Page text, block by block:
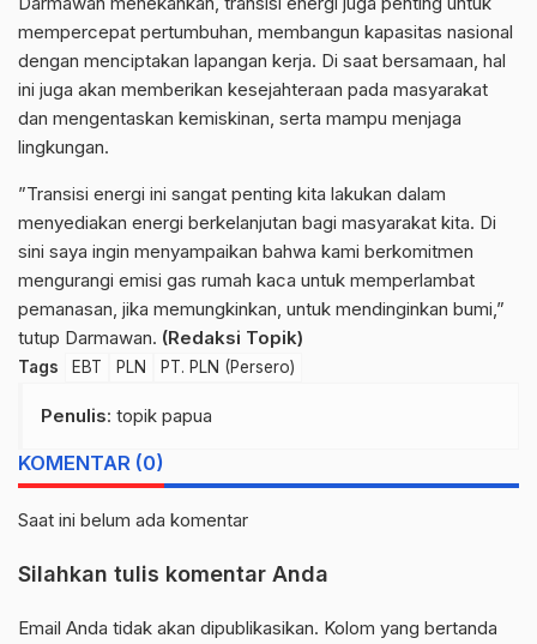
mempercepat pertumbuhan, membangun kapasitas nasional
dengan menciptakan lapangan kerja. Di saat bersamaan, hal
ini juga akan memberikan kesejahteraan pada masyarakat
dan mengentaskan kemiskinan, serta mampu menjaga
lingkungan.
”Transisi energi ini sangat penting kita lakukan dalam
menyediakan energi berkelanjutan bagi masyarakat kita. Di
sini saya ingin menyampaikan bahwa kami berkomitmen
mengurangi emisi gas rumah kaca untuk memperlambat
pemanasan, jika memungkinkan, untuk mendinginkan bumi,”
tutup Darmawan. (Redaksi Topik)
Tags EBT PLN PT. PLN (Persero)
Penulis: topik papua
KOMENTAR (0)
Saat ini belum ada komentar
Silahkan tulis komentar Anda
Email Anda tidak akan dipublikasikan. Kolom yang bertanda